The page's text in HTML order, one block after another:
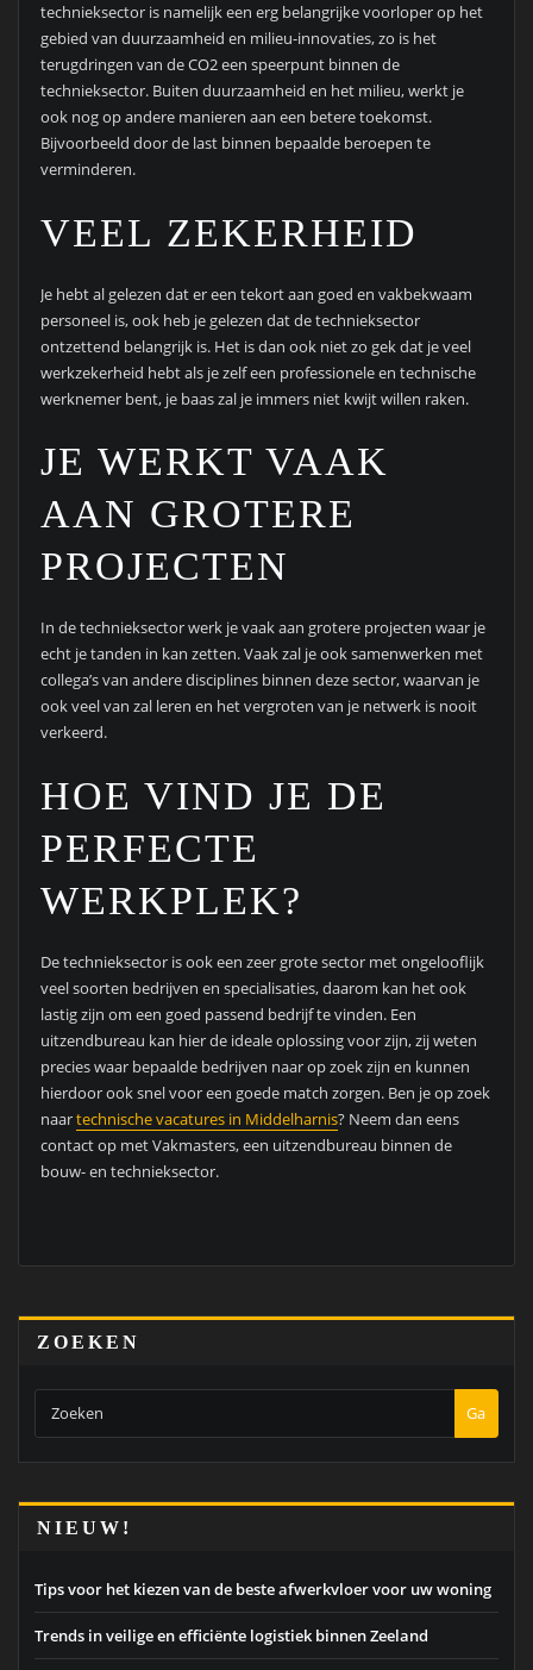
technieksector is namelijk een erg belangrijke voorloper op het
gebied van duurzaamheid en milieu-innovaties, zo is het
terugdringen van de CO2 een speerpunt binnen de
technieksector. Buiten duurzaamheid en het milieu, werkt je
ook nog op andere manieren aan een betere toekomst.
Bijvoorbeeld door de last binnen bepaalde beroepen te
verminderen.
VEEL ZEKERHEID
Je hebt al gelezen dat er een tekort aan goed en vakbekwaam
personeel is, ook heb je gelezen dat de technieksector
ontzettend belangrijk is. Het is dan ook niet zo gek dat je veel
werkzekerheid hebt als je zelf een professionele en technische
werknemer bent, je baas zal je immers niet kwijt willen raken.
JE WERKT VAAK
AAN GROTERE
PROJECTEN
In de technieksector werk je vaak aan grotere projecten waar je
echt je tanden in kan zetten. Vaak zal je ook samenwerken met
collega’s van andere disciplines binnen deze sector, waarvan je
ook veel van zal leren en het vergroten van je netwerk is nooit
verkeerd.
HOE VIND JE DE
PERFECTE
WERKPLEK?
De technieksector is ook een zeer grote sector met ongelooflijk
veel soorten bedrijven en specialisaties, daarom kan het ook
lastig zijn om een goed passend bedrijf te vinden. Een
uitzendbureau kan hier de ideale oplossing voor zijn, zij weten
precies waar bepaalde bedrijven naar op zoek zijn en kunnen
hierdoor ook snel voor een goede match zorgen. Ben je op zoek
naartechnische vacatures in Middelharnis? Neem dan eens
contact op met Vakmasters, een uitzendbureau binnen de
bouw- en technieksector.
ZOEKEN
Ga
NIEUW!
Tips voor het kiezen van de beste afwerkvloer voor uw woning
Trends in veilige en efficiënte logistiek binnen Zeeland